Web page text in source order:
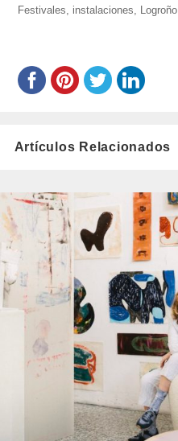
el
Festivales
instalaciones Logroño
Artículos Relacionados